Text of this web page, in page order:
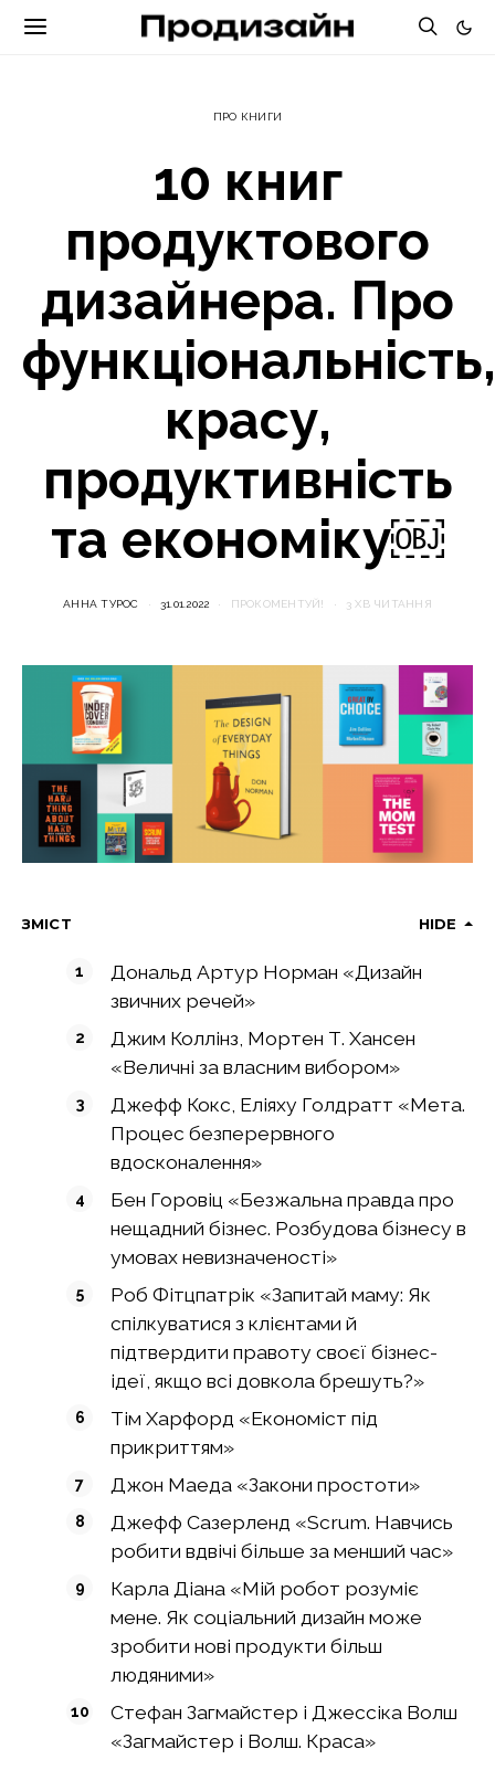
ПРО КНИГИ
10 книг
продуктового
дизайнера. Про
функціональність,
красу,
продуктивність
та економіку￼
АННА ТУРОС 31.01.2022 ПРОКОМЕНТУЙ! 3 ХВ ЧИТАННЯ
ЗМІСТ HIDE
Дональд Артур Норман «Дизайн
звичних речей»
Джим Коллінз, Мортен Т. Хансен
«Величні за власним вибором»
Джефф Кокс, Еліяху Голдратт «Мета.
Процес безперервного
вдосконалення»
Бен Горовіц «Безжальна правда про
нещадний бізнес. Розбудова бізнесу в
умовах невизначеності»
Роб Фітцпатрік «Запитай маму: Як
спілкуватися з клієнтами й
підтвердити правоту своєї бізнес-
ідеї, якщо всі довкола брешуть?»
Тім Харфорд «Економіст під
прикриттям»
Джон Маеда «Закони простоти»
Джефф Сазерленд «Scrum. Навчись
робити вдвічі більше за менший час»
Карла Діана «Мій робот розуміє
мене. Як соціальний дизайн може
зробити нові продукти більш
людяними»
Стефан Загмайстер і Джессіка Волш
«Загмайстер і Волш. Краса»